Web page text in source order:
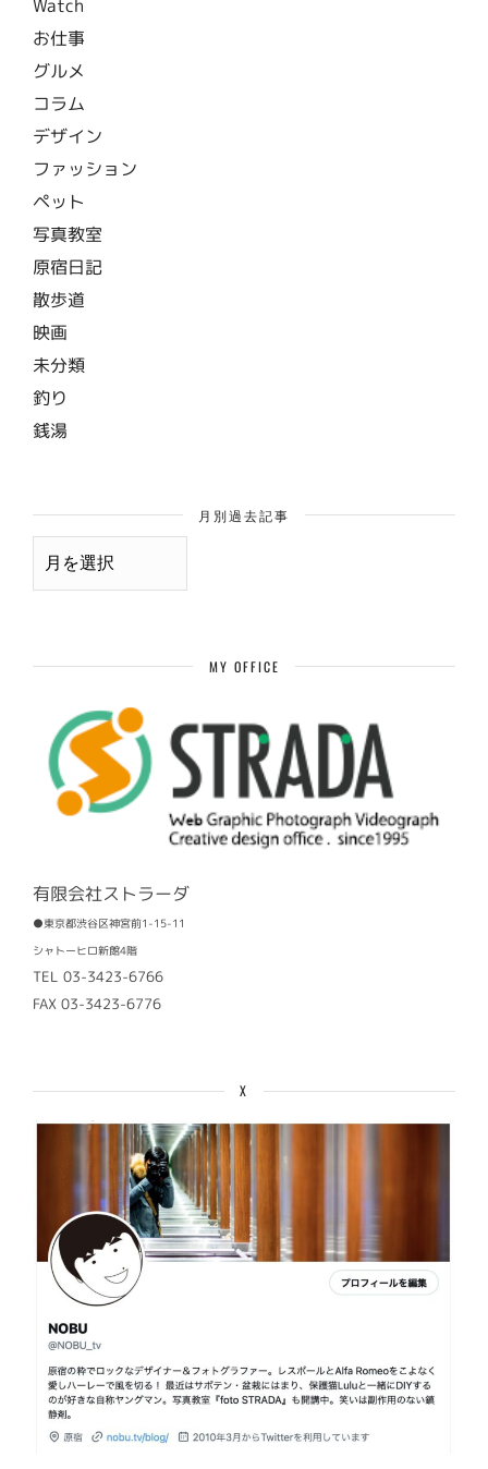
Watch
お仕事
グルメ
コラム
デザイン
ファッション
ペット
写真教室
原宿日記
散歩道
映画
未分類
釣り
銭湯
月別過去記事
月
MY OFFICE
有限会社ストラーダ
●東京都渋谷区神宮前1-15-11
シャトーヒロ新館4階
TEL 03-3423-6766
FAX 03-3423-6776
X